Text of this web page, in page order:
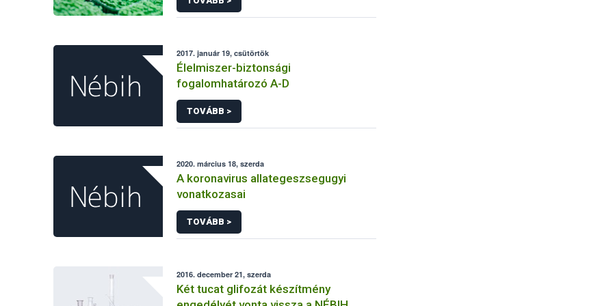
2017. január 19, csütörtök
Élelmiszer-biztonsági
fogalomhatározó A-D
TOVÁBB >
2020. március 18, szerda
A koronavirus allategeszsegugyi
vonatkozasai
TOVÁBB >
2016. december 21, szerda
Két tucat glifozát készítmény